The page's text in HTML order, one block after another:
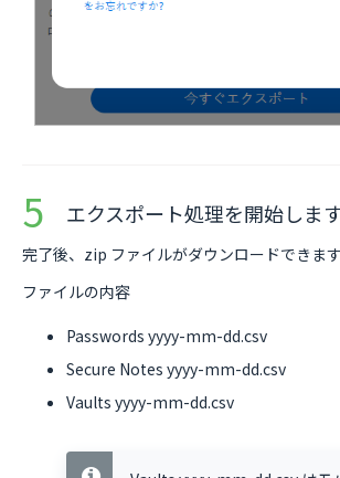
エクスポート処理を開始します
完了後、zip ファイルがダウンロードできます
ファイルの内容
Passwords yyyy-mm-dd.csv
Secure Notes yyyy-mm-dd.csv
Vaults yyyy-mm-dd.csv